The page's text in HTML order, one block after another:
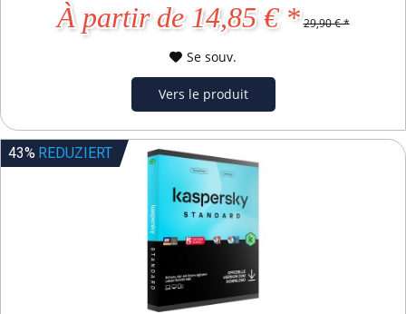
À partir de 14,85 € * 29,90 € *
Se souv.
Vers le produit
43% REDUZIERT